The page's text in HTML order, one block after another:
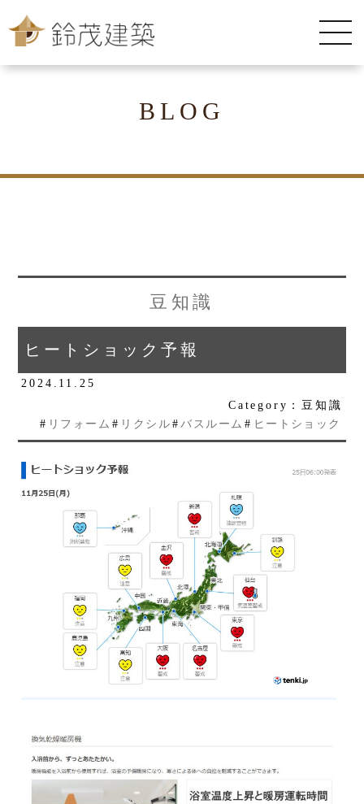
BLOG
豆知識
ヒートショック予報
2024.11.25
Category：豆知識
# リフォーム # リクシル # バスルーム # ヒートショック